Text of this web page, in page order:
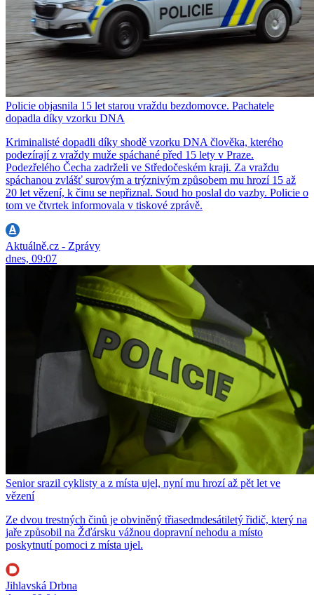
Policie objasnila 15 let starou vraždu bezdomovce. Pachatele
dopadla díky vzorku DNA
Kriminalisté dopadli díky shodě vzorku DNA člověka, kterého
podezírají z vraždy muže spáchané před 15 lety v Praze.
Podezřelého Čecha zadrželi ve Středočeském kraji. Za vraždu
spáchanou zvlášť surovým a trýznivým způsobem mu hrozí 15 až
20 let vězení, k činu se nepřiznal. Soud ho poslal do vazby. Policie o
tom ve čtvrtek informovala v tiskové zprávě.
Aktuálně.cz - Zprávy
dnes, 09:07
Senior srazil cyklisty a z místa ujel, nyní mu hrozí až pět let ve
vězení
Ze dvou trestných činů je obviněný třiasedmdesátiletý řidič, který na
jaře způsobil na Žďársku vážnou dopravní nehodu a místo
poskytnutí pomoci z místa ujel.
Jihlavská Drbna